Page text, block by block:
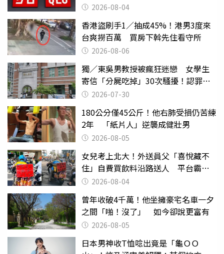
2026-08-04
香港盜刷手1／抽成45%！港男3度來
台爽撈百萬 買房下斡先住看守所
2026-08-06
獨／東吳男教授被瘋狂迷戀 女學生
寄信「分屍吃掉」30次騷擾！認罪免
關 2026-07-30
180公分僅45公斤！他右肺受損仍苦練
2年 「紙片人」逆襲成健壯男
2026-08-05
女兒考上北大！外送員父「喜悅藏不
住」自費買飲料沿路送人 平台霸氣
幫付學費
2026-08-04
曾年收破4千萬！他坐擁豪宅名車一夕
之間「啪！沒了」 如今卻說更富有
2026-08-05
日本男神收T恤唸出竟是「龜ＯＯ